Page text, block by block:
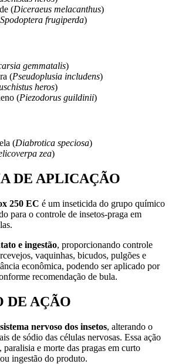
(Diceraeus melacanthus)
Spodoptera frugiperda)
gemmatalis)
(Pseudoplusia includens)
heros)
(Piezodorus guildinii)
(Diabrotica speciosa)
zea)
DE APLICAÇÃO
250 EC é um inseticida do grupo químico
para o controle de insetos-praga em
e ingestão, proporcionando controle
vaquinhas, bicudos, pulgões e
econômica, podendo ser aplicado por
recomendação de bula.
DE AÇÃO
sistema nervoso dos insetos, alterando o
de sódio das células nervosas. Essa ação
e morte das pragas em curto
ingestão do produto.